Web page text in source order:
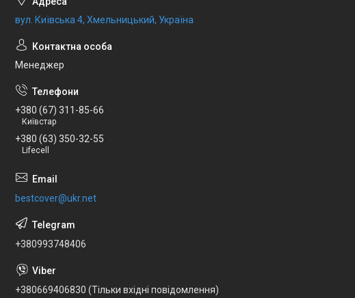
вул. Київська 4, Хмельницький, Україна
Менеджер
+380 (67) 311-85-66
Київстар
+380 (63) 350-32-55
Lifecell
bestcover@ukr.net
+380993748406
+380669406830 (Тільки вхідні повідомлення)